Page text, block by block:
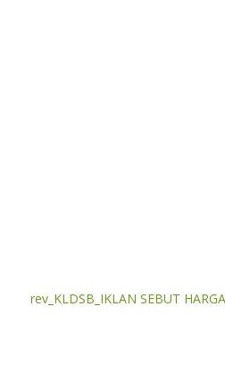
rev_KLDSB_IKLAN SEBUT